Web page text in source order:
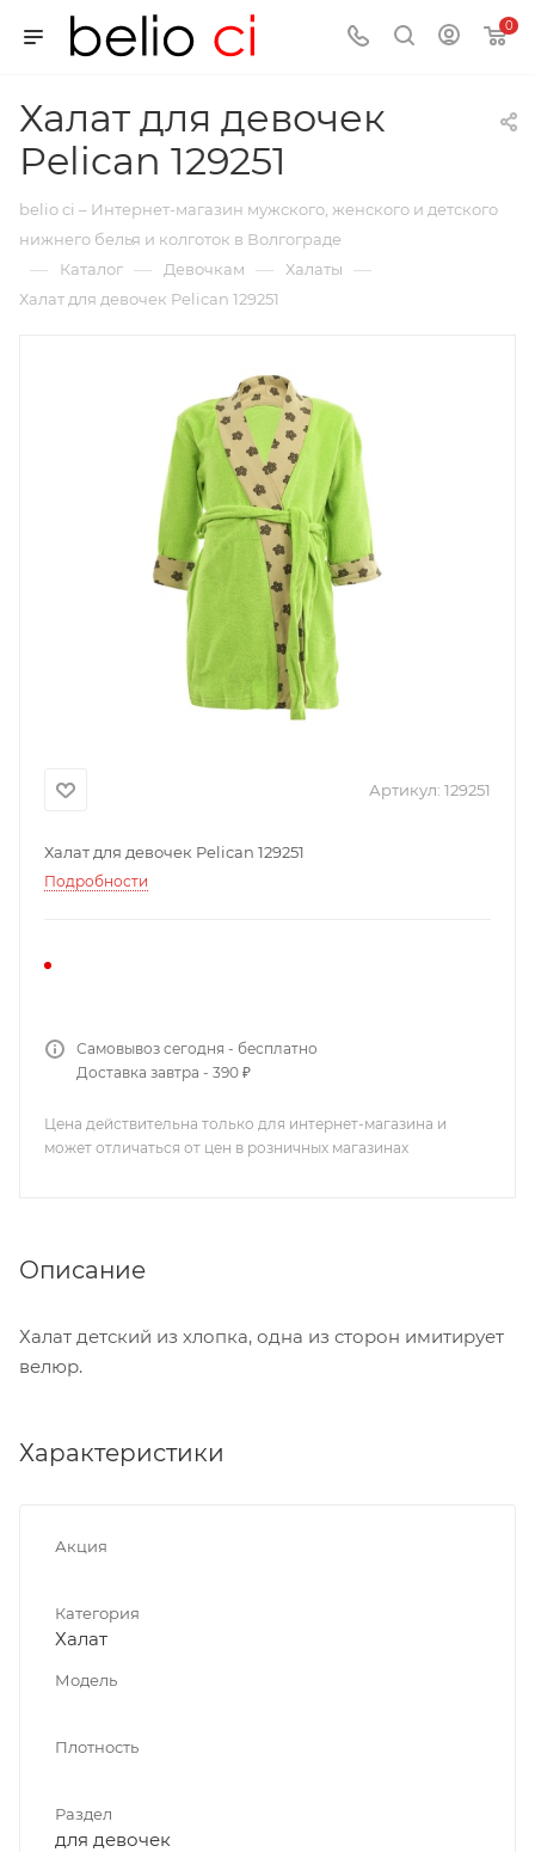
0
Халат для девочек
Pelican 129251
belio ci – Интернет-магазин мужского, женского и детского
нижнего белья и колготок в Волгограде
— Каталог — Девочкам — Халаты —
Халат для девочек Pelican 129251
Артикул: 129251
Халат для девочек Pelican 129251
Подробности
Самовывоз сегодня - бесплатно
Доставка завтра - 390 ₽
Цена действительна только для интернет-магазина и
может отличаться от цен в розничных магазинах
Описание
Халат детский из хлопка, одна из сторон имитирует
велюр.
Характеристики
Акция
Категория
Халат
Модель
Плотность
Раздел
для девочек